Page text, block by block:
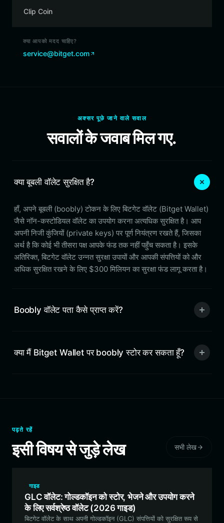
Clip Coin
क्या आपको मदद चाहिए?
service@bitget.com
अक्सर पूछे जाने वाले सवाल
सवालों के जवाब मिल गए.
क्या बूबली वॉलेट सुरक्षित है?
हाँ, अपने बूबली (boobly) टोकन के लिए बिटगेट वॉलेट (Bitget Wallet)
जैसे नॉन-कस्टोडियल वॉलेट का उपयोग करना अत्यधिक सुरक्षित है। आप
अपनी निजी कुंजियों (private keys) पर पूर्ण नियंत्रण रखते हैं, जिसका
अर्थ है कि कोई भी तीसरा पक्ष आपके फंड तक नहीं पहुँच सकता है। इसके
अतिरिक्त, बिटगेट वॉलेट उन्नत सुरक्षा उपायों और आपकी संपत्तियों को और
अधिक सुरक्षित रखने के लिए $300 मिलियन का सुरक्षा फंड लागू करता है।
Boobly वॉलेट पता कैसे प्राप्त करें?
क्या मैं Bitget Wallet पर boobly स्टोर कर सकता हूँ?
पढ़ते रहें
इसी विषय से जुड़े लेख सभी लेख
गाइड
GLC वॉलेट: गोल्डकॉइन को स्टोर, भेजने और उपयोग करने
के लिए सर्वश्रेष्ठ वॉलेट (2026 गाइड)
बिटगेट वॉलेट के साथ अपनी गोल्डकॉइन (GLC) संपत्तियों को सुरक्षित रूप से